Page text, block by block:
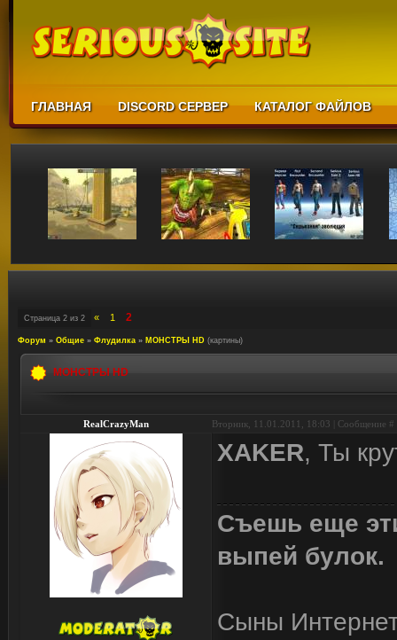
ГЛАВНАЯ DISCORD СЕРВЕР КАТАЛОГ ФАЙЛОВ
Страница 2 из 2 « 1 2
Форум » Общие » Флудилка » МОНСТРЫ HD (картины)
МОНСТРЫ HD
RealCrazyMan Вторник, 11.01.2011, 18:03 | Сообщение #
XAKER, Ты
Съешь еще
выпей булок.
Сыны